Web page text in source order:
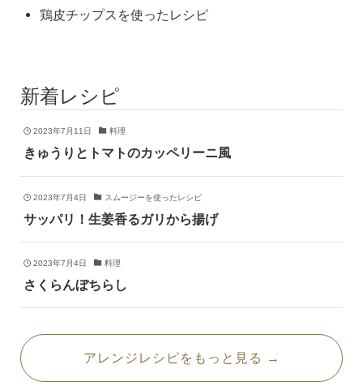
鶏皮チップスを使ったレシピ
新着レシピ
2023年7月11日 料理
きゅうりとトマトのカッペリーニ風
2023年7月4日 スムージーを使ったレシピ
サッパリ！生姜香るガリから揚げ
2023年7月4日 料理
さくらんぼちらし
アレンジレシピをもっと見る →